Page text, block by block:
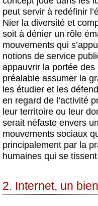
peut servir à redéfinir
Nier la diversité et
soit à dénier un rôle
mouvements qui
notions de service
appauvrir la portée
préalable assumer la
les étudier et les
en regard de l’activité
leur territoire ou leur
serait néfaste envers
mouvements sociaux
principalement par la
humaines qui se
2. Internet, un